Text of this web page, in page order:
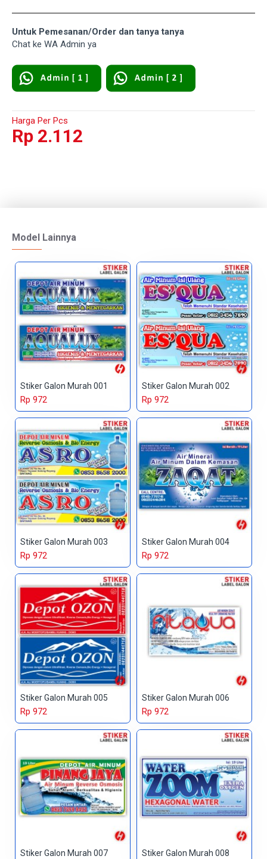
Untuk Pemesanan/Order dan tanya tanya
Chat ke WA Admin ya
Harga Per Pcs
Rp 2.112
Model Lainnya
Stiker Galon Murah 001
Rp 972
Stiker Galon Murah 002
Rp 972
Stiker Galon Murah 003
Rp 972
Stiker Galon Murah 004
Rp 972
Stiker Galon Murah 005
Rp 972
Stiker Galon Murah 006
Rp 972
Stiker Galon Murah 007 Stiker Galon Murah 008